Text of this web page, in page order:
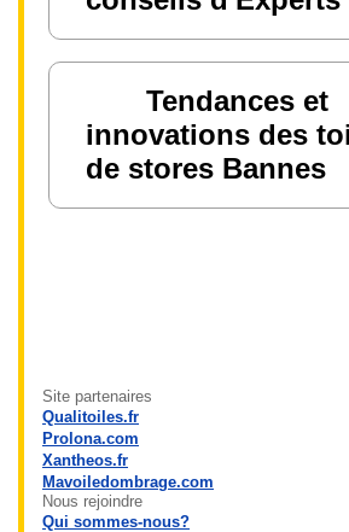
Tendances et
innovations des
de stores Bannes
Site partenaires
Qualitoiles.fr
Prolona.com
Xantheos.fr
Mavoiledombrage.com
Nous rejoindre
Qui sommes-nous?